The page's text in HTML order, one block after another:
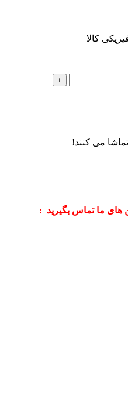
کالا
می کنند!
های ما تماس بگیرید :